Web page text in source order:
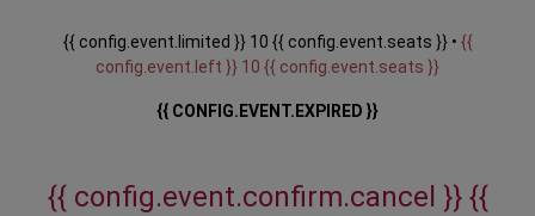
{{ config.event.limited }} 10 {{ config.event.seats }} • {{
config.event.left }} 10 {{ config.event.seats }}
{{ CONFIG.EVENT.EXPIRED }}
{{ config.event.confirm.cancel }} {{